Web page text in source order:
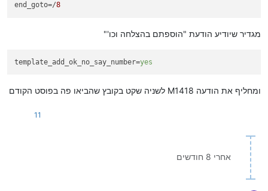
end_goto=/8
מגדיר שיודיע הודעת "הוספתם בהצלחה וכו'"
template_add_ok_no_say_number=yes
ומחליף את הודעה M1418 לשניה שקט בקובץ שהביאו פה בפוסט הקודם
11
אחרי 8 חודשים